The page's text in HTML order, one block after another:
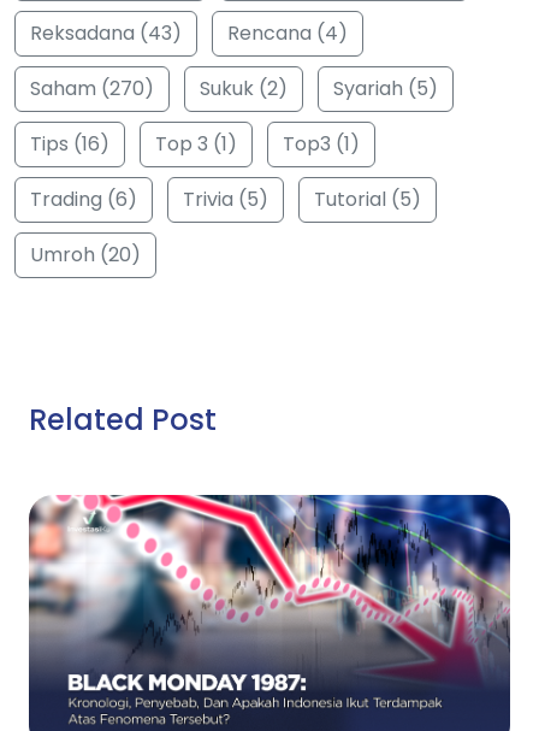
Reksadana (43)
Rencana (4)
Saham (270)
Sukuk (2)
Syariah (5)
Tips (16)
Top 3 (1)
Top3 (1)
Trading (6)
Trivia (5)
Tutorial (5)
Umroh (20)
Related Post